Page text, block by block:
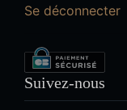
Se déconnecter
Suivez-nous